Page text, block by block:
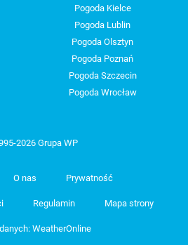
Pogoda Kielce
Pogoda Lublin
Pogoda Olsztyn
Pogoda Poznań
Pogoda Szczecin
Pogoda Wrocław
2026 Grupa WP
O nas Prywatność
Regulamin Mapa strony
WeatherOnline